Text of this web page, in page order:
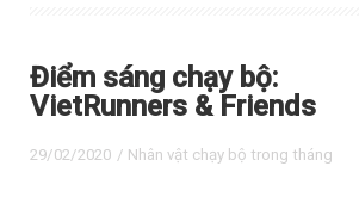
Điểm sáng chạy bộ:
VietRunners & Friends
29/02/2020 / Nhân vật chạy bộ trong tháng